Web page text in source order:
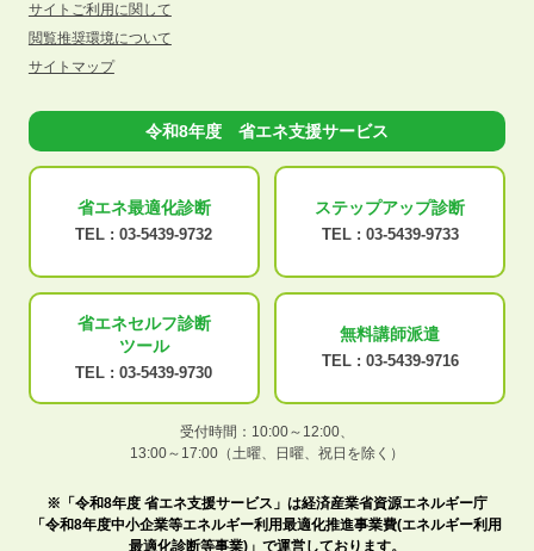
サイトご利用に関して
閲覧推奨環境について
サイトマップ
令和8年度 省エネ支援サービス
省エネ最適化診断
TEL : 03-5439-9732
ステップアップ診断
TEL : 03-5439-9733
省エネセルフ診断
ツール
TEL : 03-5439-9730
無料講師派遣
TEL : 03-5439-9716
受付時間：10:00～12:00、
13:00～17:00（土曜、日曜、祝日を除く）
※「令和8年度 省エネ支援サービス」は経済産業省資源エネルギー庁
「令和8年度中小企業等エネルギー利用最適化推進事業費(エネルギー利用
最適化診断等事業)」で運営しております。